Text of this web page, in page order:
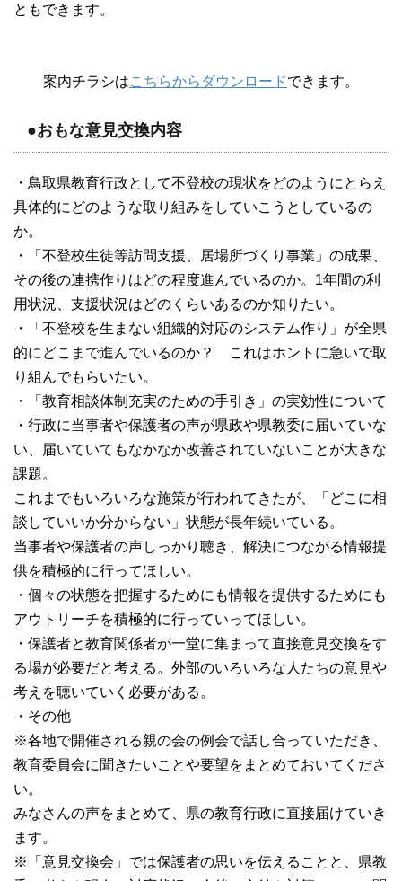
ともできます。
案内チラシはこちらからダウンロードできます。
●おもな意見交換内容
・鳥取県教育行政として不登校の現状をどのようにとらえ
具体的にどのような取り組みをしていこうとしているの
か。
・「不登校生徒等訪問支援、居場所づくり事業」の成果、
その後の連携作りはどの程度進んでいるのか。1年間の利
用状況、支援状況はどのくらいあるのか知りたい。
・「不登校を生まない組織的対応のシステム作り」が全県
的にどこまで進んでいるのか？ これはホントに急いで取
り組んでもらいたい。
・「教育相談体制充実のための手引き」の実効性について
・行政に当事者や保護者の声が県政や県教委に届いていな
い、届いていてもなかなか改善されていないことが大きな
課題。
これまでもいろいろな施策が行われてきたが、「どこに相
談していいか分からない」状態が長年続いている。
当事者や保護者の声しっかり聴き、解決につながる情報提
供を積極的に行ってほしい。
・個々の状態を把握するためにも情報を提供するためにも
アウトリーチを積極的に行っていってほしい。
・保護者と教育関係者が一堂に集まって直接意見交換をす
る場が必要だと考える。外部のいろいろな人たちの意見や
考えを聴いていく必要がある。
・その他
※各地で開催される親の会の例会で話し合っていただき、
教育委員会に聞きたいことや要望をまとめておいてくださ
い。
みなさんの声をまとめて、県の教育行政に直接届けていき
ます。
※「意見交換会」では保護者の思いを伝えることと、県教